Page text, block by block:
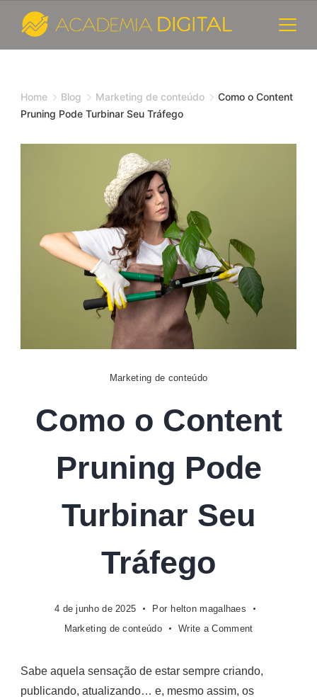
content
e
Marketing
Digital
Academia
Home Blog Marketing de conteúdo
Como o Content
Pruning Pode Turbinar Seu Tráfego
Marketing de conteúdo
Como o Content
Pruning Pode
Turbinar Seu
Tráfego
4 de junho de 2025 Por helton magalhaes
Marketing de conteúdo
Write a Commenton
Content
Pruning
Sabe aquela sensação de estar sempre criando,
publicando, atualizando… e, mesmo assim, os